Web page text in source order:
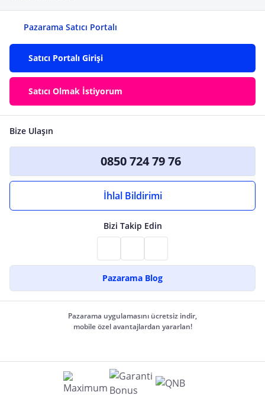
Pazarama Satıcı Portalı
Satıcı Portalı Girişi
Satıcı Olmak İstiyorum
Bize Ulaşın
0850 724 79 76
İhlal Bildirimi
Bizi Takip Edin
Pazarama Blog
Pazarama uygulamasını ücretsiz indir,
mobile özel avantajlardan yararlan!